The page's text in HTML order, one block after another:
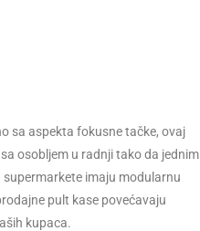
sa aspekta fokusne tačke, ovaj
osobljem u radnji tako da jednim
imaju modularnu
pult kase povećavaju
kupaca.